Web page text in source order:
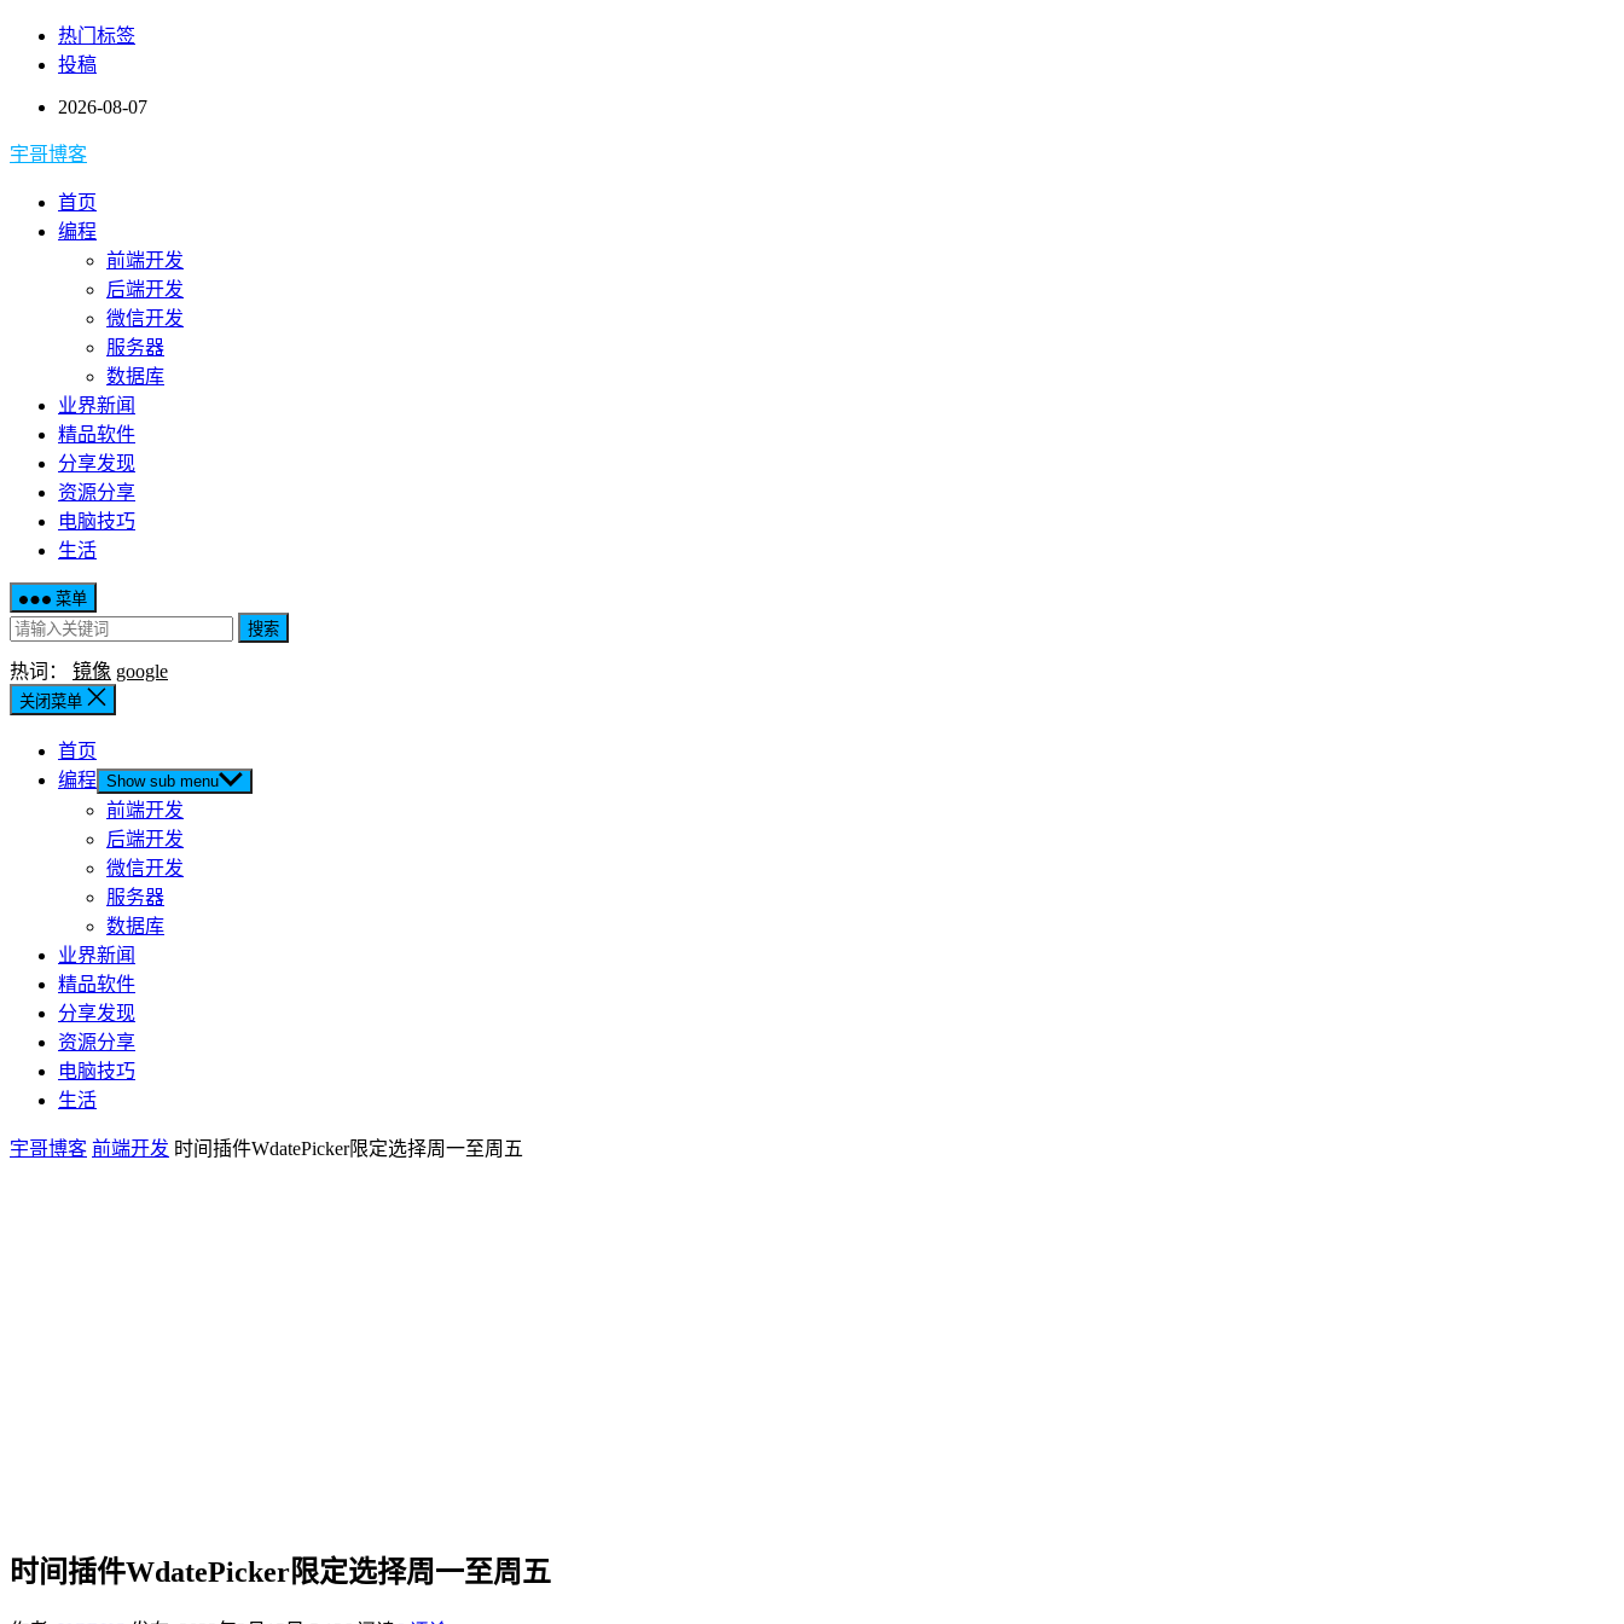
热门标签
投稿
2026-08-07
宇哥博客
首页
编程
前端开发
后端开发
微信开发
服务器
数据库
业界新闻
精品软件
分享发现
资源分享
电脑技巧
生活
菜单
搜索
热词： 镜像 google
关闭菜单
首页
编程 Show sub menu
前端开发
后端开发
微信开发
服务器
数据库
业界新闻
精品软件
分享发现
资源分享
电脑技巧
生活
宇哥博客 前端开发 时间插件WdatePicker限定选择周一至周五
时间插件WdatePicker限定选择周一至周五